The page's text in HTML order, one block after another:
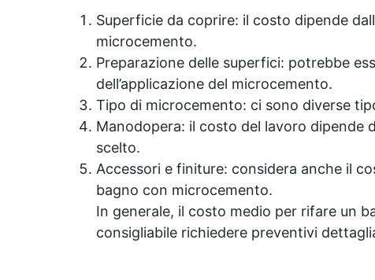
piacere si applica con un
semplice ruolo o pennello🔹
Resistente al calpestio ed anche
carrabile (2 mani).🔹
Asciugatura rapida: già
calpestabile il giorno successivo
Superficie da coprire: il costo dipende
microcemento.
Preparazione delle superfici: potrebbe
dell’applicazione del microcemento.
Tipo di microcemento: ci sono diverse
Manodopera: il costo del lavoro dipende
scelto.
Accessori e finiture: considera anche il
bagno con microcemento.
In generale, il costo medio per rifare un
consigliabile richiedere preventivi